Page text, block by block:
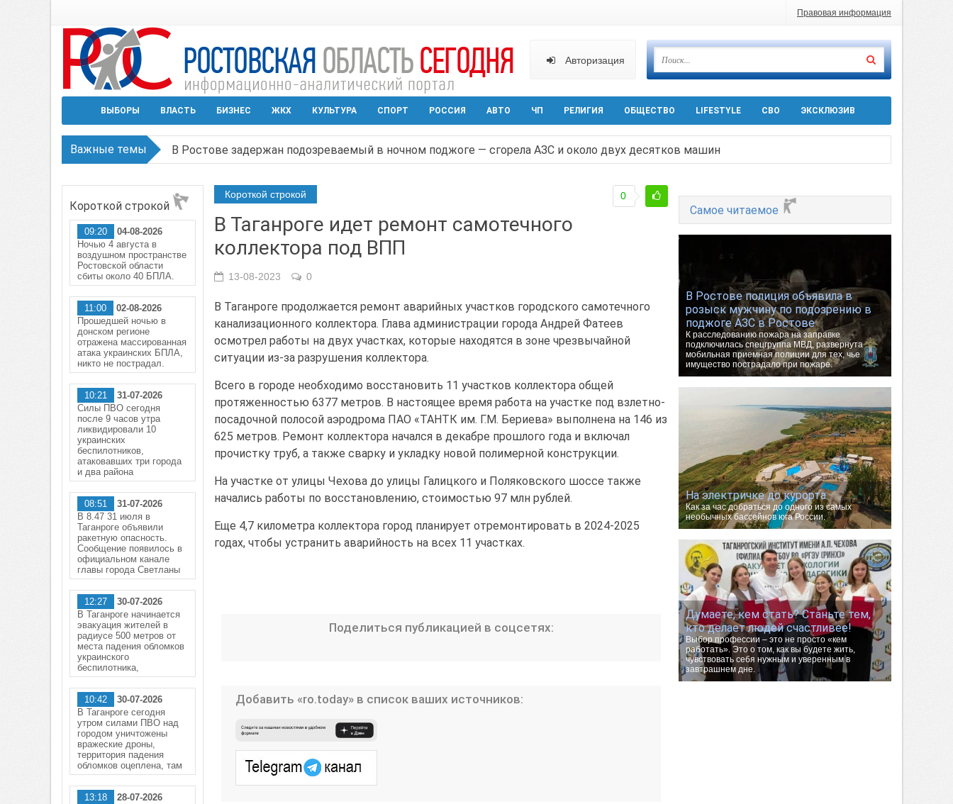
Правовая информация
Авторизация
ВЫБОРЫ ВЛАСТЬ БИЗНЕС ЖКХ КУЛЬТУРА СПОРТ РОССИЯ АВТО ЧП РЕЛИГИЯ ОБЩЕСТВО LIFESTYLE СВО ЭКСКЛЮЗИВ
Важные темы В Ростове задержан подозреваемый в ночном поджоге — сгорела АЗС и около двух десятков машин
Около 150 беспилотников прошедшей ночью атаковали три города и семь районов Ростовской области
Режим ЧС регионального характера начал действовать в Ростовской области с вечера 5 августа
В Чеховской библиотеке Таганрога открылась выставка посткроссинга
Короткой строкой
В Таганроге идет ремонт самотечного
коллектора под ВПП
0
13-08-2023 0
В Таганроге продолжается ремонт аварийных участков городского самотечного
канализационного коллектора. Глава администрации города Андрей Фатеев
осмотрел работы на двух участках, которые находятся в зоне чрезвычайной
ситуации из-за разрушения коллектора.
Всего в городе необходимо восстановить 11 участков коллектора общей
протяженностью 6377 метров. В настоящее время работа на участке под взлетно-
посадочной полосой аэродрома ПАО «ТАНТК им. Г.М. Бериева» выполнена на 146 из
625 метров. Ремонт коллектора начался в декабре прошлого года и включал
прочистку труб, а также сварку и укладку новой полимерной конструкции.
На участке от улицы Чехова до улицы Галицкого и Поляковского шоссе также
начались работы по восстановлению, стоимостью 97 млн рублей.
Еще 4,7 километра коллектора город планирует отремонтировать в 2024-2025
годах, чтобы устранить аварийность на всех 11 участках.
Поделиться публикацией в соцсетях:
Добавить «ro.today» в список ваших источников:
Самое читаемое
В Ростове полиция объявила в
розыск мужчину по подозрению в
поджоге АЗС в Ростове
К расследованию пожара на заправке
подключилась спецгруппа МВД, развернута
мобильная приемная полиции для тех, чье
имущество пострадало при пожаре.
На электричке до курорта.
Как за час добраться до одного из самых
необычных бассейнов юга России.
Думаете, кем стать? Станьте тем,
кто делает людей счастливее!
Выбор профессии – это не просто «кем
работать». Это о том, как вы будете жить,
чувствовать себя нужным и уверенным в
завтрашнем дне.
Короткой строкой
09:20
04-08-2026
Ночью 4 августа в
воздушном пространстве
Ростовской области
сбиты около 40 БПЛА.
11:00
02-08-2026
Прошедшей ночью в
донском регионе
отражена массированная
атака украинских БПЛА,
никто не пострадал.
10:21
31-07-2026
Силы ПВО сегодня
после 9 часов утра
ликвидировали 10
украинских
беспилотников,
атаковавших три города
и два района
08:51
31-07-2026
В 8.47 31 июля в
Таганроге объявили
ракетную опасность.
Сообщение появилось в
официальном канале
главы города Светланы
12:27
30-07-2026
В Таганроге начинается
эвакуация жителей в
радиусе 500 метров от
места падения обломков
украинского
беспилотника,
10:42
30-07-2026
В Таганроге сегодня
утром силами ПВО над
городом уничтожены
вражеские дроны,
территория падения
обломков оцеплена, там
13:18
28-07-2026